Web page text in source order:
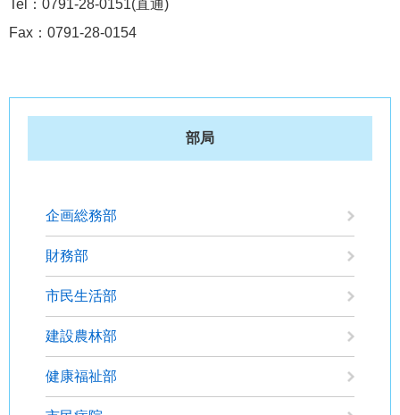
Tel：0791-28-0151 直通
Fax：0791-28-0154
部局
企画総務部
財務部
市民生活部
建設農林部
健康福祉部